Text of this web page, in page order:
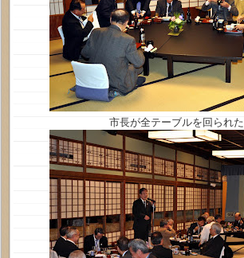
市長が全テーブルを回られた